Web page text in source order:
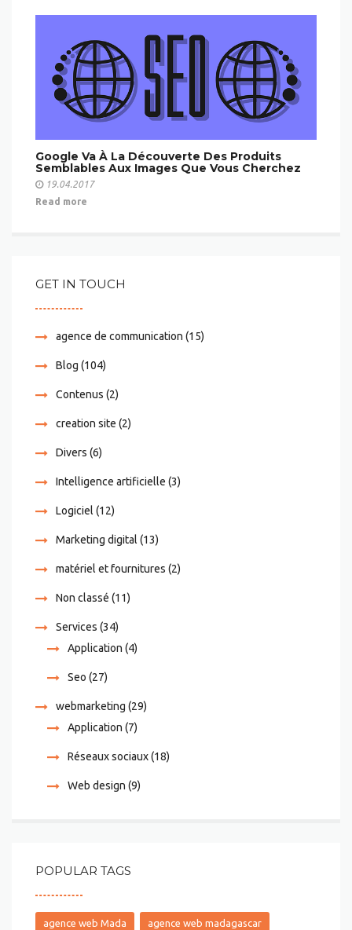
Google Va À La Découverte Des Produits
Semblables Aux Images Que Vous Cherchez
19.04.2017
Read more
GET IN TOUCH
agence de communication (15)
Blog (104)
Contenus (2)
creation site (2)
Divers (6)
Intelligence artificielle (3)
Logiciel (12)
Marketing digital (13)
matériel et fournitures (2)
Non classé (11)
Services (34)
Application (4)
Seo (27)
webmarketing (29)
Application (7)
Réseaux sociaux(18)
Web design (9)
POPULAR TAGS
agence web Mada agence web madagascar